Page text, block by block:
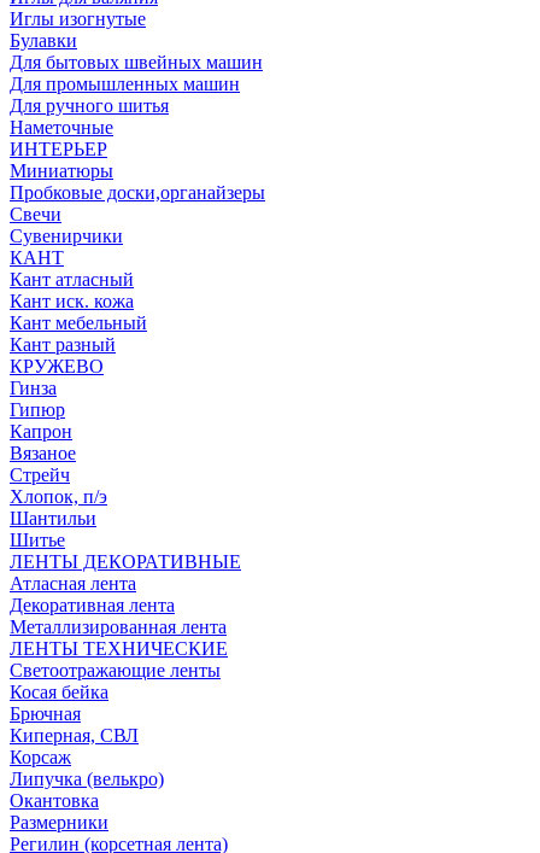
Иглы изогнутые
Булавки
Для бытовых швейных машин
Для промышленных машин
Для ручного шитья
Наметочные
ИНТЕРЬЕР
Миниатюры
Пробковые доски,органайзеры
Свечи
Сувенирчики
КАНТ
Кант атласный
Кант иск. кожа
Кант мебельный
Кант разный
КРУЖЕВО
Гинза
Гипюр
Капрон
Вязаное
Стрейч
Хлопок, п/э
Шантильи
Шитье
ЛЕНТЫ ДЕКОРАТИВНЫЕ
Атласная лента
Декоративная лента
Металлизированная лента
ЛЕНТЫ ТЕХНИЧЕСКИЕ
Светоотражающие ленты
Косая бейка
Брючная
Киперная, СВЛ
Корсаж
Липучка (велькро)
Окантовка
Размерники
Регилин (корсетная лента)